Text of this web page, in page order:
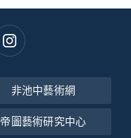
非池中藝術網
帝圖藝術研究中心